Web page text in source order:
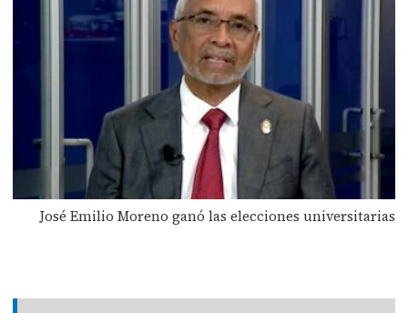
José Emilio Moreno ganó las elecciones universitarias